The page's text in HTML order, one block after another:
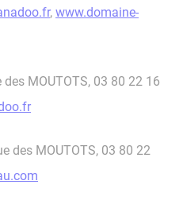
, www.domaine-
des MOUTOTS, 03 80 22 16
des MOUTOTS, 03 80 22